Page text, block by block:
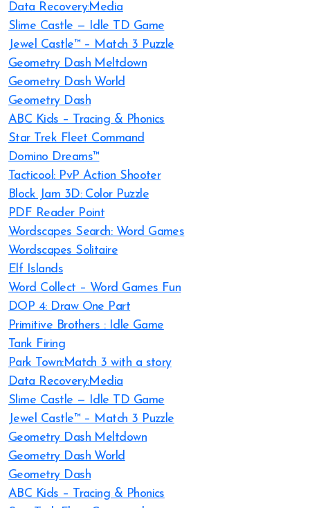
Data Recovery:Media
Slime Castle — Idle TD Game
Jewel Castle™ – Match 3 Puzzle
Geometry Dash Meltdown
Geometry Dash World
Geometry Dash
ABC Kids – Tracing & Phonics
Star Trek Fleet Command
Domino Dreams™
Tacticool: PvP Action Shooter
Block Jam 3D: Color Puzzle
PDF Reader Point
Wordscapes Search: Word Games
Wordscapes Solitaire
Elf Islands
Word Collect – Word Games Fun
DOP 4: Draw One Part
Primitive Brothers : Idle Game
Tank Firing
Park Town:Match 3 with a story
Data Recovery:Media
Slime Castle — Idle TD Game
Jewel Castle™ – Match 3 Puzzle
Geometry Dash Meltdown
Geometry Dash World
Geometry Dash
ABC Kids – Tracing & Phonics